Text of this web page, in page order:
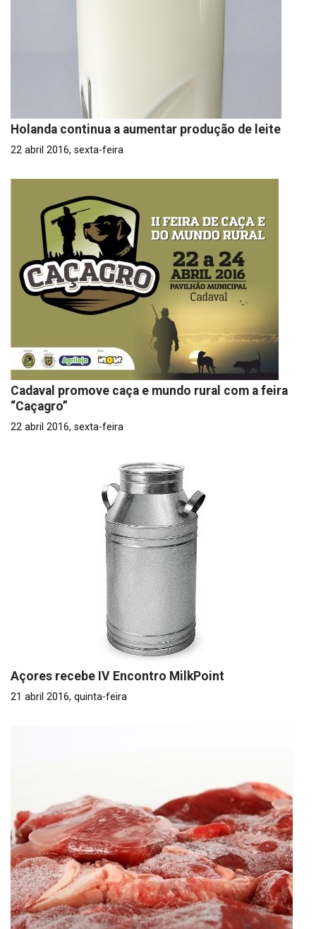
Holanda continua a aumentar produção de leite
22 abril 2016, sexta-feira
Cadaval promove caça e mundo rural com a feira
“Caçagro”
22 abril 2016, sexta-feira
Açores recebe IV Encontro MilkPoint
21 abril 2016, quinta-feira